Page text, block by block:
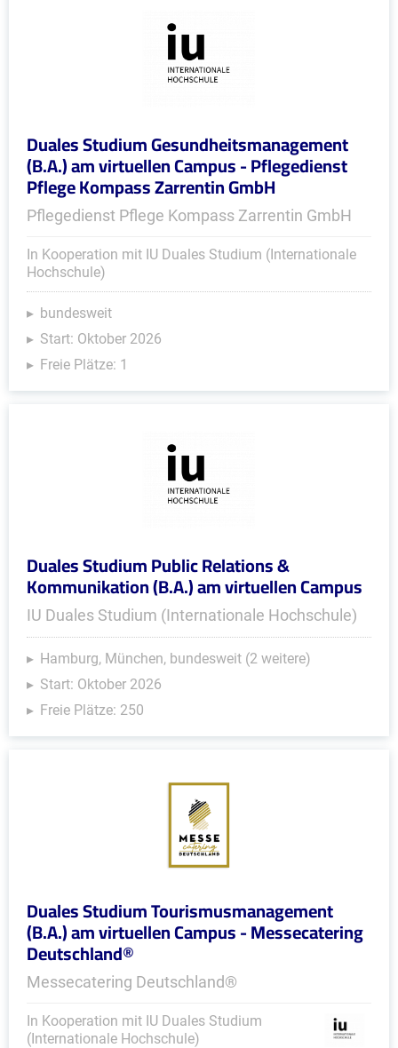
Duales Studium Gesundheitsmanagement
(B.A.) am virtuellen Campus - Pflegedienst
Pflege Kompass Zarrentin GmbH
Pflegedienst Pflege Kompass Zarrentin GmbH
In Kooperation mit IU Duales Studium (Internationale
Hochschule)
bundesweit
Start: Oktober 2026
Freie Plätze: 1
Duales Studium Public Relations &
Kommunikation (B.A.) am virtuellen Campus
IU Duales Studium (Internationale Hochschule)
Hamburg, München, bundesweit (2 weitere)
Start: Oktober 2026
Freie Plätze: 250
Duales Studium Tourismusmanagement
(B.A.) am virtuellen Campus - Messecatering
Deutschland®
Messecatering Deutschland®
In Kooperation mit IU Duales Studium
(Internationale Hochschule)